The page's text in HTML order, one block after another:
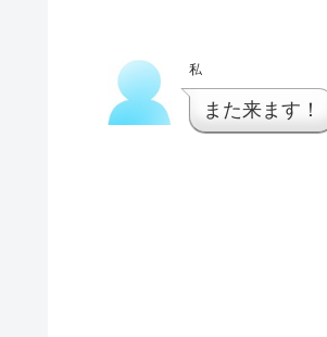
私
また来ます！